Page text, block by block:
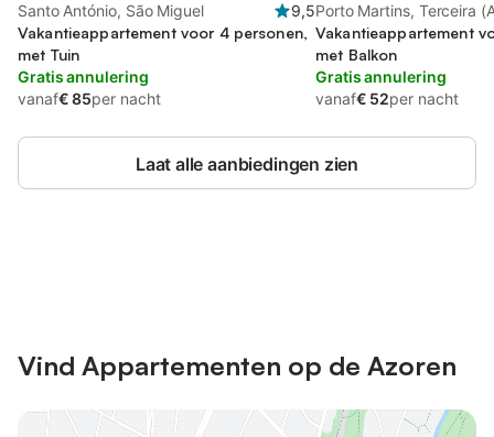
Santo António, São Miguel
9,5
Vakantieappartement voor 4 personen,
met Tuin
Gratis annulering
vanaf€ 85per nacht
Porto Martins, Terceira
Vakantieappartement
met Balkon
Gratis annulering
vanaf€ 52per nacht
Laat alle aanbiedingen zien
Vind Appartementen op de Azoren